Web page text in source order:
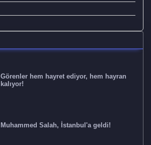
Görenler hem hayret ediyor, hem hayran
kalıyor!
Muhammed Salah, İstanbul'a geldi!